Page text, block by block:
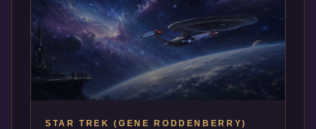
STAR TREK (GENE RODDENBERRY)